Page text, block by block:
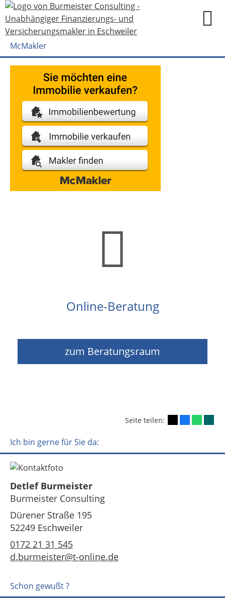
McMakler
Online-Beratung
zum Beratungsraum
Seite teilen:
Ich bin gerne für Sie da:
Detlef Burmeister
Burmeister Consulting
Dürener Straße 195
52249 Eschweiler
0172 21 31 545
d.burmeister@t-online.de
Schon gewußt ?